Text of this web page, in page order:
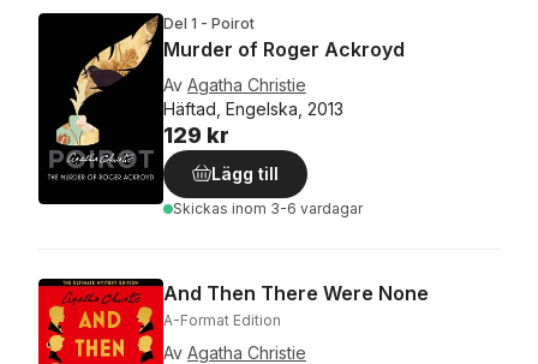
Del 1 - Poirot
Murder of Roger Ackroyd
Av Agatha Christie
Häftad, Engelska, 2013
129 kr
Lägg till
Skickas inom 3-6 vardagar
And Then There Were None
A-Format Edition
Av Agatha Christie